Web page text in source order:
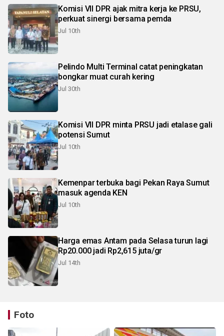
Komisi VII DPR ajak mitra kerja ke PRSU,
perkuat sinergi bersama pemda
Jul 10th
Pelindo Multi Terminal catat peningkatan
bongkar muat curah kering
Jul 30th
Komisi VII DPR minta PRSU jadi etalase gali
potensi Sumut
Jul 10th
Kemenpar terbuka bagi Pekan Raya Sumut
masuk agenda KEN
Jul 10th
Harga emas Antam pada Selasa turun lagi
Rp20.000 jadi Rp2,615 juta/gr
Jul 14th
Foto